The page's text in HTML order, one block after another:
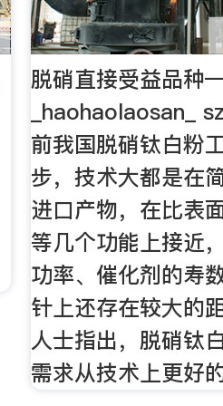
脱硝直接受益品
_haohaolaosan_
前我国脱硝钛白粉
步，技术大都是在
进口产物，在比表
等几个功能上接近
功率、催化剂的寿
针上还存在较大的
人士指出，脱硝钛
需求从技术上更好